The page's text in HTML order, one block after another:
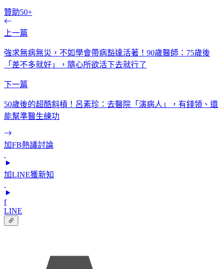
贊助50+
上一篇
強求無病無災，不如學會帶病豁達活著！90歲醫師：75歲後
「差不多就好」，隨心所欲活下去就行了
下一篇
50歲後的超酷斜槓！呂素珍：去醫院「演病人」，有錢領、還
能幫準醫生練功
加FB熱議討論
加LINE獲新知
f
LINE